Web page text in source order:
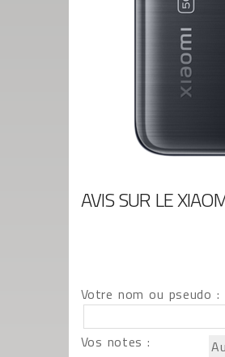
AVIS SUR LE
Votre nom ou pseudo :
Vos notes :